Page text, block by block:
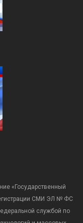
«Государственный
СМИ ЭЛ № ФС
службой по